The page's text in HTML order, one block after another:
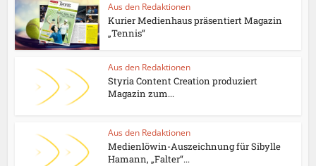
Aus den Redaktionen
Kurier Medienhaus präsentiert Magazin
„Tennis“
Aus den Redaktionen
Styria Content Creation produziert
Magazin zum...
Aus den Redaktionen
Medienlöwin-Auszeichnung für Sibylle
Hamann, „Falter“...